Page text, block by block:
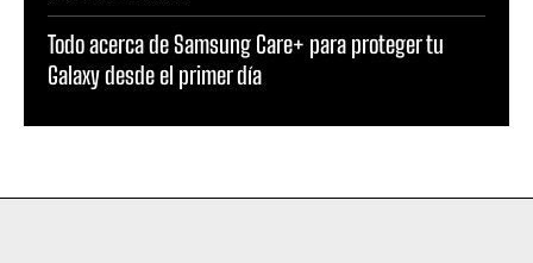
Todo acerca de Samsung Care+ para proteger tu
Galaxy desde el primer día